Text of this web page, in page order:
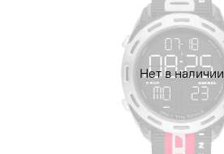
Нет в наличии